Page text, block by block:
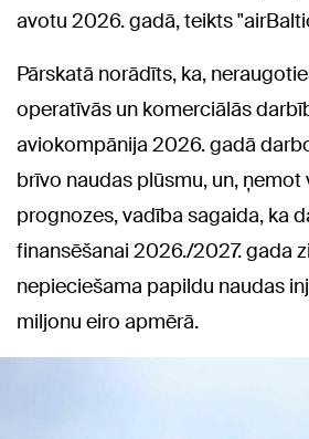
avotu 2026. gadā, teikts
Pārskatā norādīts, ka,
operatīvās un komerciālās
aviokompānija 2026. gadā
brīvo naudas plūsmu, un, ņemot
prognozes, vadība sagaida, ka
finansēšanai 2026./2027. gada
nepieciešama papildu naudas
miljonu eiro apmērā.